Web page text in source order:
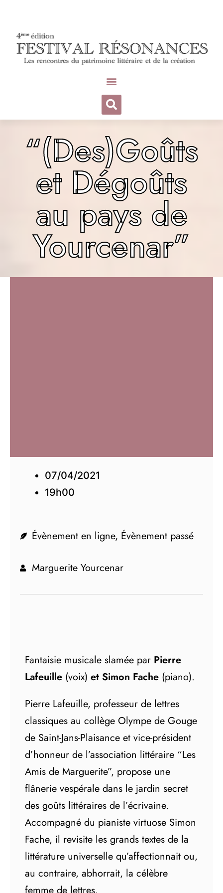
“(Des)Goûts
et Dégoûts
au pays de
Yourcenar”
07/04/2021
19h00
Évènement en ligne, Évènement passé
Marguerite Yourcenar
Fantaisie musicale slamée par Pierre
Lafeuille (voix) et Simon Fache (piano).
Pierre Lafeuille, professeur de lettres
classiques au collège Olympe de Gouge
de Saint-Jans-Plaisance et vice-président
d’honneur de l’association littéraire “Les
Amis de Marguerite”, propose une
flânerie vespérale dans le jardin secret
des goûts littéraires de l’écrivaine.
Accompagné du pianiste virtuose Simon
Fache, il revisite les grands textes de la
littérature universelle qu’affectionnait ou,
au contraire, abhorrait, la célèbre